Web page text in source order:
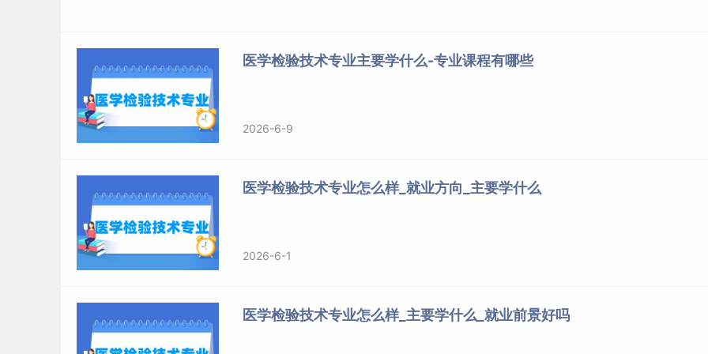
(02)蛋白质化学、蛋白质结构功能与蛋白质组学；
(03)基因表达调控；
(04)基因工程疫苗；
(06)代谢组学；
(07)细胞与分子机理。
研究生毕业生应掌握生物化学与分子生物学系统的理论知识和基本实验技能，具有坚实的基础理论和基本实验操作
医学检验技术专业主要学什么-专业课程有哪些
2026-6-9
医学检验技术专业怎么样_就业方向_主要学什么
2026-6-1
医学检验技术专业怎么样_主要学什么_就业前景好吗